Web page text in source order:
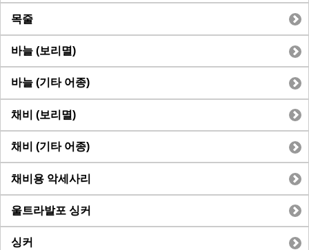
목줄
바늘 (보리멸)
바늘 (기타 어종)
채비 (보리멸)
채비 (기타 어종)
채비용 악세사리
울트라발포 싱커
싱커